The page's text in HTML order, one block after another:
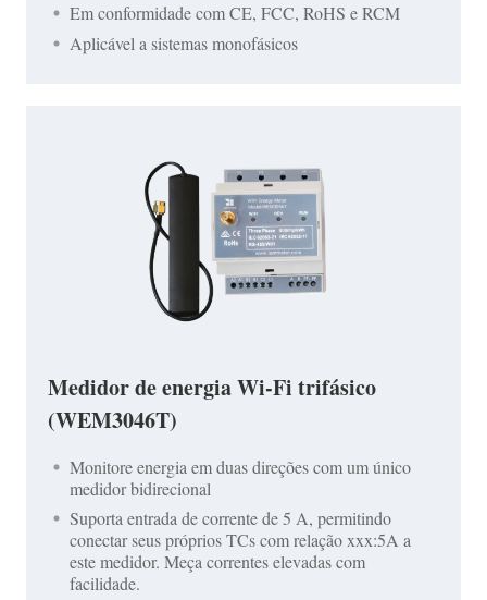
Em conformidade com CE, FCC, RoHS e RCM
Aplicável a sistemas monofásicos
Medidor de energia Wi-Fi trifásico
(WEM3046T)
Monitore energia em duas direções com um único
medidor bidirecional
Suporta entrada de corrente de 5 A, permitindo
conectar seus próprios TCs com relação xxx:5A a
este medidor. Meça correntes elevadas com
facilidade.